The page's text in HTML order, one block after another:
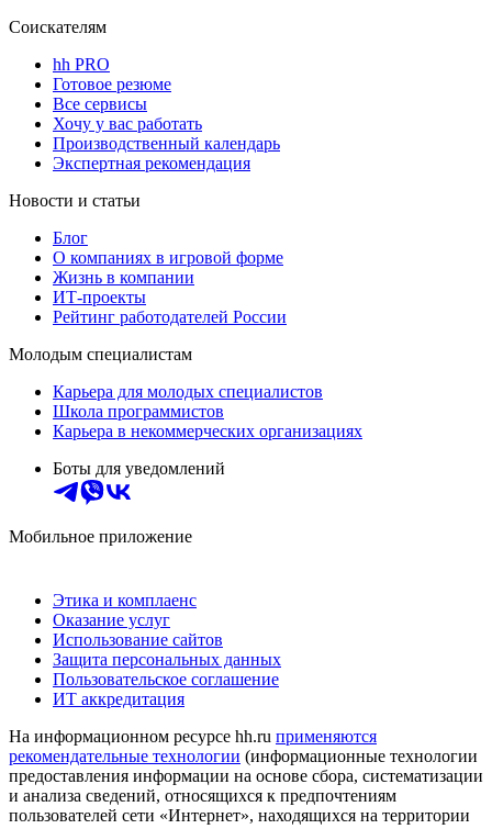
Соискателям
hh PRO
Готовое резюме
Все сервисы
Хочу у вас работать
Производственный календарь
Экспертная рекомендация
Новости и статьи
Блог
О компаниях в игровой форме
Жизнь в компании
ИТ-проекты
Рейтинг работодателей России
Молодым специалистам
Карьера для молодых специалистов
Школа программистов
Карьера в некоммерческих организациях
Боты для уведомлений
Мобильное приложение
Этика и комплаенс
Оказание услуг
Использование сайтов
Защита персональных данных
Пользовательское соглашение
ИТ аккредитация
На информационном ресурсе hh.ru применяются
рекомендательные технологии (информационные технологии
предоставления информации на основе сбора, систематизации
и анализа сведений, относящихся к предпочтениям
пользователей сети «Интернет», находящихся на территории